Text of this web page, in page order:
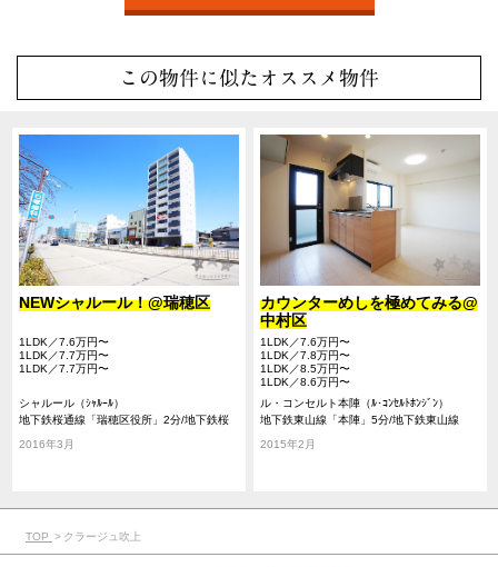
この物件に似たオススメ物件
NEWシャルール！@瑞穂区
1LDK／7.6万円〜
1LDK／7.7万円〜
1LDK／7.7万円〜
シャルール（ｼｬﾙｰﾙ）
地下鉄桜通線「瑞穂区役所」2分/地下鉄桜
「新瑞橋」16分
2016年3月
カウンターめしを極めてみる@
中村区
1LDK／7.6万円〜
1LDK／7.8万円〜
1LDK／8.5万円〜
1LDK／8.6万円〜
ル・コンセルト本陣（ﾙ･ｺﾝｾﾙﾄﾎﾝｼﾞﾝ）
地下鉄東山線「本陣」5分/地下鉄東山線
2015年2月
TOP クラージュ吹上